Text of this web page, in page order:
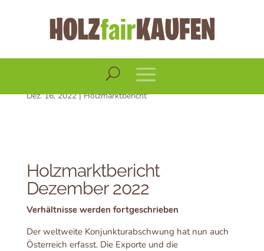
Holzmarktbericht
Dezember 2022
Dez. 16, 2022|Holzmarktbericht
Holzmarktbericht
Dezember 2022
Verhältnisse werden fortgeschrieben
Der weltweite Konjunkturabschwung hat nun auch
Österreich erfasst. Die Exporte und die